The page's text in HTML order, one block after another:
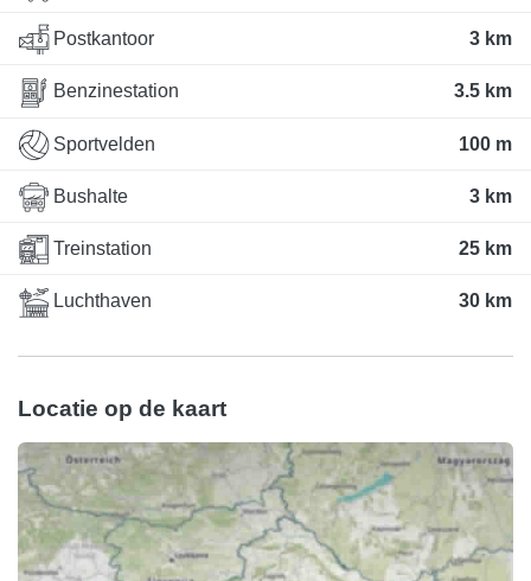
Postkantoor 3 km
Benzinestation 3.5 km
Sportvelden 100 m
Bushalte 3 km
Treinstation 25 km
Luchthaven 30 km
Locatie op de kaart